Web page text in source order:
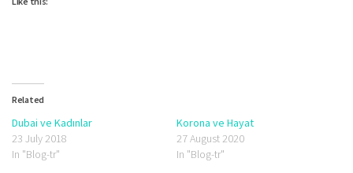
Related
Dubai ve Kadınlar
23 July 2018
In "Blog-tr"
Korona ve Hayat
27 August 2020
In "Blog-tr"